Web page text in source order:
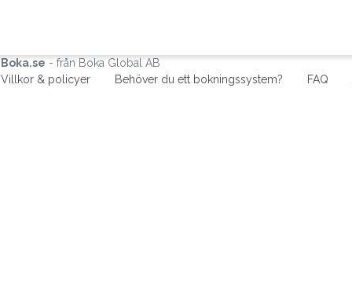
Boka.se - från Boka Global AB
Villkor & policyer Behöver du ett bokningssystem? FAQ